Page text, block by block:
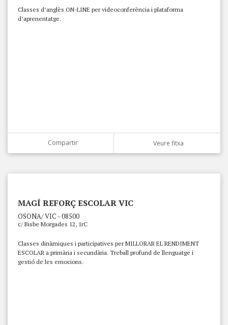
Classes d’anglès ON-LINE per videoconferència i plataforma
d’aprenentatge.
Compartir Veure fitxa
MAGÍ REFORÇ ESCOLAR VIC
OSONA/ VIC - 08500
c/ Bisbe Morgades 12, 1rC
Classes dinàmiques i participatives per MILLORAR EL RENDIMENT
ESCOLAR a primària i secundària. Treball profund de llenguatge i
gestió de les emocions.